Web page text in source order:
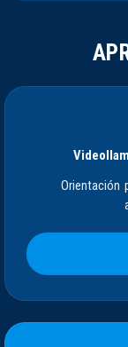
Orientación